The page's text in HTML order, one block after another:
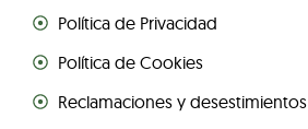
Política de Privacidad
Política de Cookies
Reclamaciones y desestimientos